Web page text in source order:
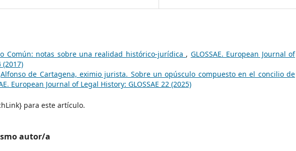
Común: notas sobre una realidad histórico-jurídica , GLOSSAE. European Journal of
(2017)
Alfonso de Cartagena, eximio jurista. Sobre un opúsculo compuesto en el concilio de
European Journal of Legal History: GLOSSAE 22 (2025)
para este artículo.
autor/a